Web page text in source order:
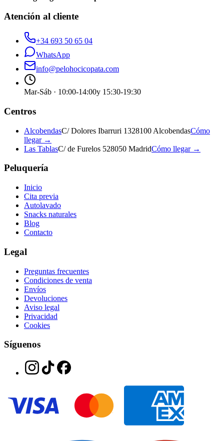
Atención al cliente
+34 693 50 65 04
WhatsApp
info@pelohocicopata.com
Mar-Sáb · 10:00-14:00y 15:30-19:30
Centros
AlcobendasC/ Dolores Ibarruri 1328100 AlcobendasCómo
llegar →
Las TablasC/ de Furelos 528050 MadridCómo llegar →
Peluquería
Inicio
Cita previa
Autolavado
Snacks naturales
Blog
Contacto
Legal
Preguntas frecuentes
Condiciones de venta
Envíos
Devoluciones
Aviso legal
Privacidad
Cookies
Síguenos